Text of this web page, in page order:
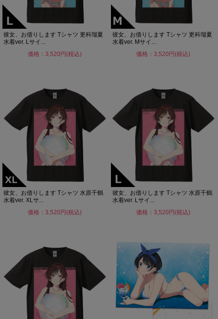
彼女、お借りします Tシャツ 更科瑠夏
水着ver. Lサイ...
価格：3,520円(税込)
彼女、お借りします Tシャツ 更科瑠夏
水着ver. Mサイ...
価格：3,520円(税込)
彼女、お借りします Tシャツ 水原千鶴
水着ver. XLサ...
価格：3,520円(税込)
彼女、お借りします Tシャツ 水原千鶴
水着ver. Lサイ...
価格：3,520円(税込)